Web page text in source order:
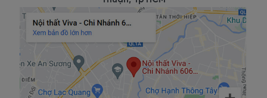
Kính Cường Lực Kiểu Lùa
TA-2531
Chất liệu chất lượng: Tủ Quần Áo Kính Cường Lực của Nội thất
Viva được hoàn thiện từ chất liệu
gỗ MDF phủ melaminechất
lượng cao. Kết hợp cùng công nghệ sản xuất hiện đại đảm bảo độ